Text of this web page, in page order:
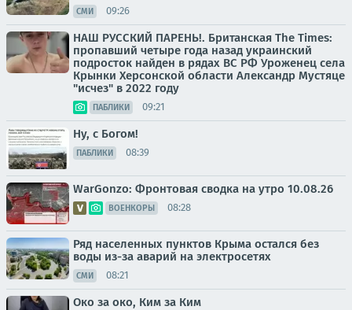
СМИ 09:26
НАШ РУССКИЙ ПАРЕНЬ!. Британская The Times:
пропавший четыре года назад украинский
подросток найден в рядах ВС РФ Уроженец села
Крынки Херсонской области Александр Мустяце
"исчез" в 2022 году
ПАБЛИКИ 09:21
Ну, с Богом!
ПАБЛИКИ 08:39
WarGonzo: Фронтовая сводка на утро 10.08.26
ВОЕНКОРЫ 08:28
Ряд населенных пунктов Крыма остался без
воды из-за аварий на электросетях
СМИ 08:21
Око за око, Ким за Ким